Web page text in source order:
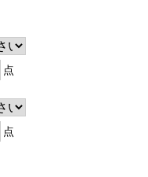
点
点